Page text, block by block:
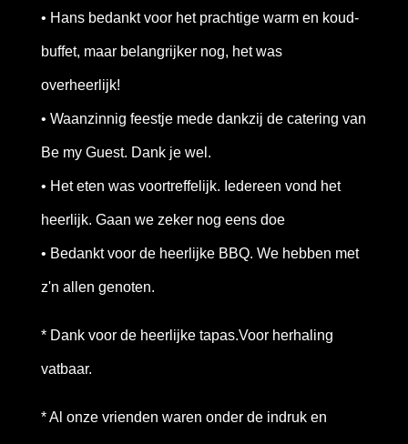
• Hans bedankt voor het prachtige warm en koud-
buffet, maar belangrijker nog, het was
overheerlijk!
• Waanzinnig feestje mede dankzij de catering van
Be my Guest. Dank je wel.
• Het eten was voortreffelijk. Iedereen vond het
heerlijk. Gaan we zeker nog eens doe
• Bedankt voor de heerlijke BBQ. We hebben met
z'n allen genoten.
* Dank voor de heerlijke tapas.Voor herhaling
vatbaar.
* Al onze vrienden waren onder de indruk en